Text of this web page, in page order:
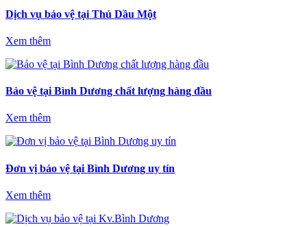
Dịch vụ bảo vệ tại Thủ Dầu Một
Xem thêm
Bảo vệ tại Bình Dương chất lượng hàng đầu
Xem thêm
Đơn vị bảo vệ tại Bình Dương uy tín
Xem thêm